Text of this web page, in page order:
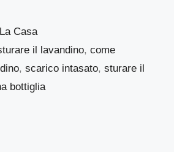
Casa
il lavandino,come
, scarico intasato, sturare il
bottiglia